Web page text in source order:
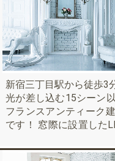
新宿三丁目駅から徒歩3
光が差し込む15シーン
フランスアンティーク
です！ 窓際に設置した